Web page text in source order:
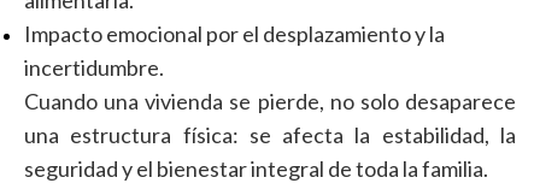
Impacto emocional por el desplazamiento y la
incertidumbre.
Cuando una vivienda se pierde, no solo desaparece
una estructura física: se afecta la estabilidad, la
seguridad y el bienestar integral de toda la familia.